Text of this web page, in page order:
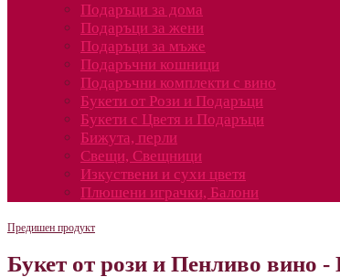
Подаръци за дома
Подаръци за жени
Подаръци за мъже
Подаръчни кошници
Подаръчни комплекти с вино
Букети от Рози и Подаръци
Букети с Цветя и Подаръци
Бижута, перли
Свещи, Свещници
Изкуствени и сухи цветя
Плюшени играчки, Балони
Предишен продукт
Букет от рози и Пенливо вино